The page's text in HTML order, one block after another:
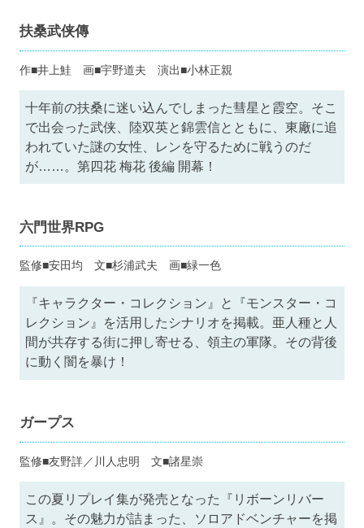
扶桑武侠傳
作■井上鮭 画■宇野道夫 演出■小林正親
十年前の扶桑に迷い込んでしまった彗星と霞空。そこ
で出会った武侠、陸双英と錦雲信とともに、東廠に追
われていた謎の女性、レンを守るために戦うのだ
が……。第四花 梅花 後編 開幕！
六門世界RPG
監修■安田均 文■杉浦武夫 画■緑一色
『キャラクター・コレクション』と『モンスター・コ
レクション』を活用したシナリオを掲載。亜人種と人
間が共存する街に押し寄せる、領主の軍隊。その背後
に動く闇を暴け！
ガープス
監修■友野詳／川人忠明 文■諸星崇
この夏リプレイ集が発売となった『リボーンリバー
ス』。その魅力が詰まった、ソロアドベンチャーを掲